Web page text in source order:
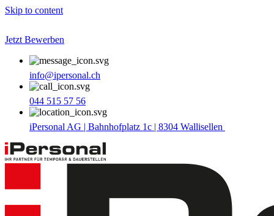
Skip to content
Jetzt Bewerben
info@ipersonal.ch
044 515 57 56
iPersonal AG | Bahnhofplatz 1c | 8304 Wallisellen